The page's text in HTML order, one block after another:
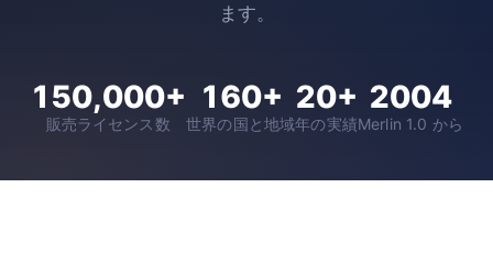
ます。
150,000+
販売ライセンス数
160+
世界の国と地域
20+
年の実績
2004
Merlin 1.0 から